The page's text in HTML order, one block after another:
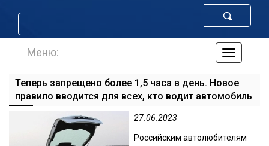
по
Меню:
Теперь запрещено более 1,5 часа в день. Новое
правило вводится для всех, кто водит автомобиль
27.06.2023
Российским автолюбителям